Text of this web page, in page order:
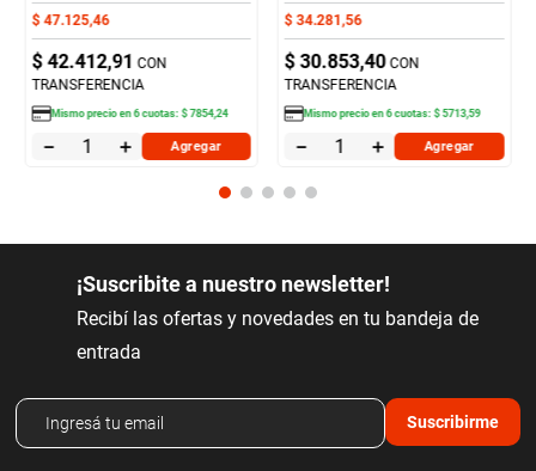
Beetle, Sharan Partson
$ 47.125,46
$ 42.412,91 CON
TRANSFERENCIA
Mismo precio en6cuotas:$ 7854,24
＋
－ Agregar
$ 34.281 ,56
$ 30.853,40 CON
TRANSFERENCIA
Mismo precio en6cuotas:$ 5713,59
＋
－ Agregar
¡Suscribite a nuestro newsletter!
Recibí las ofertas y novedades en tu bandeja de
entrada
Suscribirme